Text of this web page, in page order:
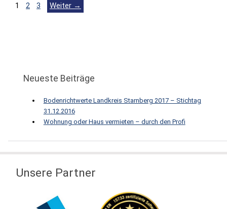
1 2 3 Weiter →
Neueste Beiträge
Bodenrichtwerte Landkreis Starnberg 2017 – Stichtag
31.12.2016
Wohnung oder Haus vermieten – durch den Profi
Unsere Partner